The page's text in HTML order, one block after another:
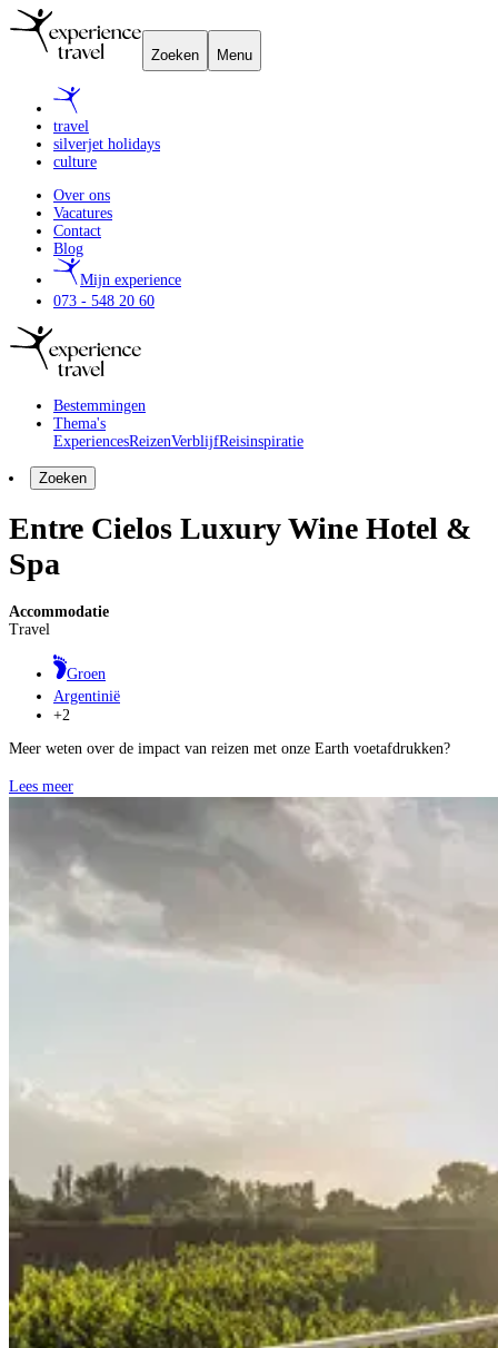
Zoeken Menu
travel
silverjet holidays
culture
Over ons
Vacatures
Contact
Blog
Mijn experience
073 - 548 20 60
Bestemmingen
Thema's
ExperiencesReizenVerblijfReisinspiratie
Zoeken
Entre Cielos Luxury Wine Hotel &
Spa
Accommodatie
Travel
Groen
Argentinië
+2
Meer weten over de impact van reizen met onze Earth voetafdrukken?
Lees meer